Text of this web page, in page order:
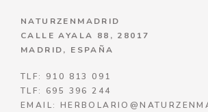
NATURZENMADRID
CALLE AYALA 88, 28017
MADRID, ESPAÑA
TLF: 910 813 091
TLF: 695 396 244
EMAIL: